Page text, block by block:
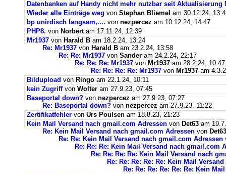
Datenbanken auf Handy nicht mehr nutzbar seit Aktualisierung
Wieder alle Einträge weg von Stephan Bliemel am 30.12.24,
bp unirdisch langsam,.... von nezpercez am 10.12.24, 14:47
PHP8. von Norbertam 17.11.24, 12:39
Mr1937 von Harald B am 18.2.24, 13:24
Re: Mr1937 von Harald B am 23.2.24, 13:58
Re: Re: Mr1937 von Sander am 24.2.24, 22:17
Re: Re: Re: Mr1937 von Mr1937 am 28.2.24, 10:47
Re: Re: Re: Re: Mr1937 von Mr1937 am
Bildupload von Ringo am 22.1.24, 10:11
kein Zugriffvon Wolter am 27.9.23, 07:45
Baseportal down? von nezpercez am 27.9.23, 07:27
Re: Baseportal down? von nezpercez am 27.9.23, 11:22
Zertifikatfehler von Urs Poulsen am 18.8.23, 21:23
Kein Mail Versand nach gmail.com Adressen von Det63 am
Re: Kein Mail Versand nach gmail.com Adressen von Det63
Re: Re: Kein Mail Versand nach gmail.com Adressen
Re: Re: Re: Kein Mail Versand nach gmail.com
Re: Re: Re: Re: Kein Mail Versand nach
Re: Re: Re: Re: Re: Kein Mail
Re: Re: Re: Re: Re: Re: Kein